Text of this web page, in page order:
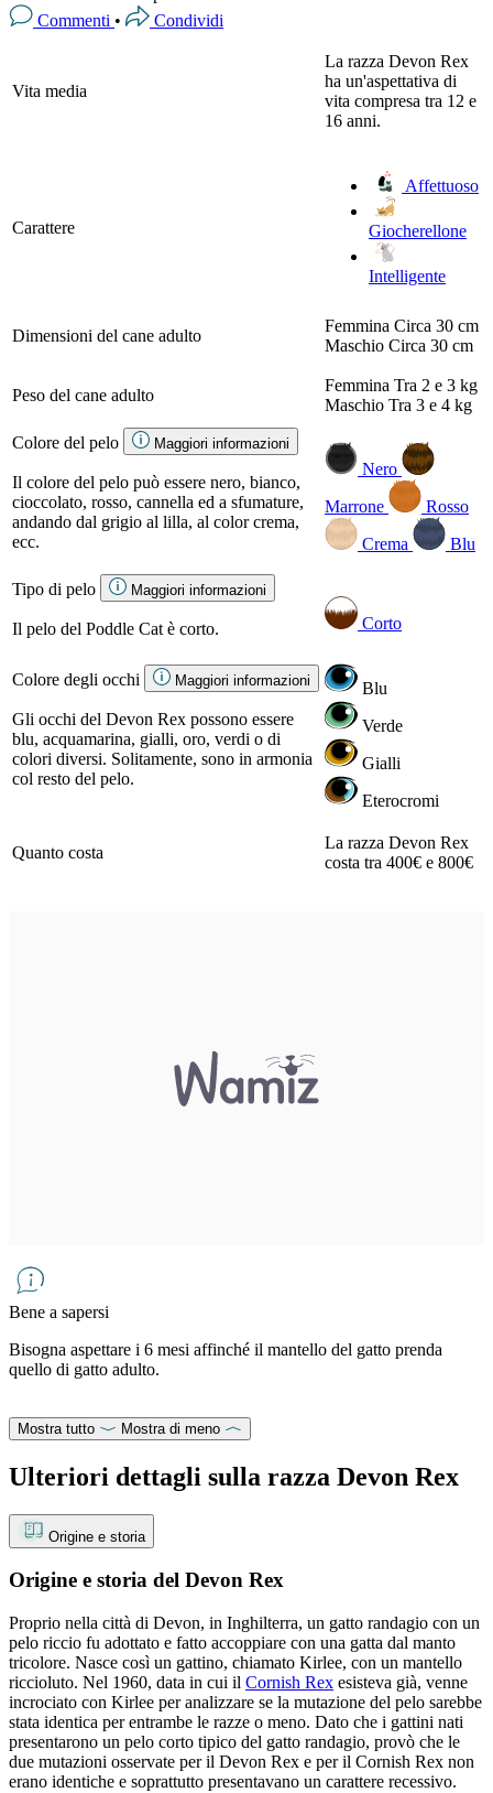
Commenti • Condividi
Vita media
La razza Devon Rex
ha un'aspettativa di
vita compresa tra 12 e
16 anni.
Carattere
Affettuoso
Giocherellone
Intelligente
Dimensioni del cane adulto
Femmina Circa 30 cm
Maschio Circa 30 cm
Peso del cane adulto
Femmina Tra 2 e 3 kg
Maschio Tra 3 e 4 kg
Colore del pelo
Maggiori informazioni
Il colore del pelo può essere nero, bianco,
cioccolato, rosso, cannella ed a sfumature,
andando dal grigio al lilla, al color crema,
ecc.
Nero
Marrone
Rosso
Crema
Blu
Tipo di pelo Maggiori informazioni
Il pelo del Poddle Cat è corto. Corto
Colore degli occhi Maggiori informazioni
Gli occhi del Devon Rex possono essere
blu, acquamarina, gialli, oro, verdi o di
colori diversi. Solitamente, sono in armonia
col resto del pelo.
Blu
Verde
Gialli
Eterocromi
Quanto costa
La razza Devon Rex
costa tra 400€ e 800€
Bene a sapersi
Bisogna aspettare i 6 mesi affinché il mantello del gatto prenda
quello di gatto adulto.
Mostra tutto Mostra di meno
Ulteriori dettagli sulla razza Devon Rex
Origine e storia
Origine e storia del Devon Rex
Proprio nella città di Devon, in Inghilterra, un gatto randagio con un
pelo riccio fu adottato e fatto accoppiare con una gatta dal manto
tricolore. Nasce così un gattino, chiamato Kirlee, con un mantello
riccioluto. Nel 1960, data in cui il Cornish Rex esisteva già, venne
incrociato con Kirlee per analizzare se la mutazione del pelo sarebbe
stata identica per entrambe le razze o meno. Dato che i gattini nati
presentarono un pelo corto tipico del gatto randagio, provò che le
due mutazioni osservate per il Devon Rex e per il Cornish Rex non
erano identiche e soprattutto presentavano un carattere recessivo.